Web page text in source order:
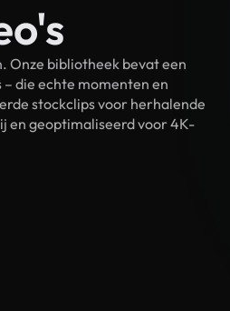
Onze bibliotheek bevat een
die echte momenten en
stockclips voor herhalende
en geoptimaliseerd voor 4K-